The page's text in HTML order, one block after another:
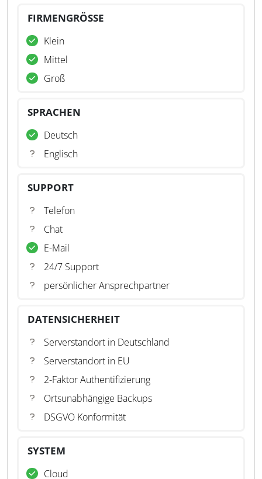
FIRMENGRÖSSE
Klein
Mittel
Groß
SPRACHEN
Deutsch
Englisch
SUPPORT
Telefon
Chat
E-Mail
24/7 Support
persönlicher Ansprechpartner
DATENSICHERHEIT
Serverstandort in Deutschland
Serverstandort in EU
2-Faktor Authentifizierung
Ortsunabhängige Backups
DSGVO Konformität
SYSTEM
Cloud